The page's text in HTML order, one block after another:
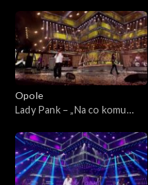
„Kiedy mnie już nie będzie...”.
Koncert w hołdzie Magdzie
Umer i Agnieszce Osieckiej
Opole
Lady Pank – „Na co komu
lecia zespołu Lady Pank